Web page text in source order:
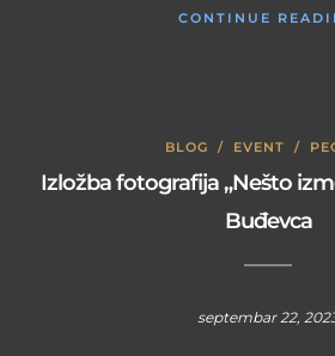
CONTINUE
BLOG / EVENT /
Izložba fotografija „Nešto
Buđevca
septembar 22,